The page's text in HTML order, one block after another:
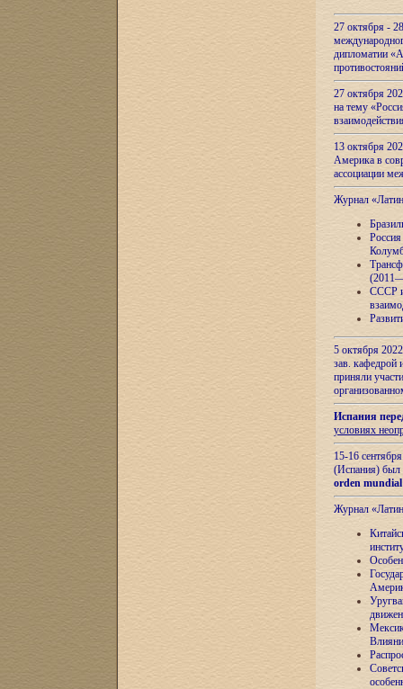
27 октября -
дипломатии
27 октября
на тему
13 октября
Америка в
ассоциации
Журнал
СССР и
5 октября
зав.
приняли
Испания
условиях
15-16
(Испания) был
orden
Журнал